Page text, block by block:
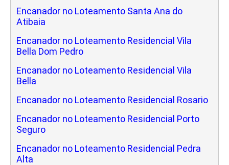
Encanador no Loteamento Santa Ana do
Atibaia
Encanador no Loteamento Residencial Vila
Bella Dom Pedro
Encanador no Loteamento Residencial Vila
Bella
Encanador no Loteamento Residencial Rosario
Encanador no Loteamento Residencial Porto
Seguro
Encanador no Loteamento Residencial Pedra
Alta